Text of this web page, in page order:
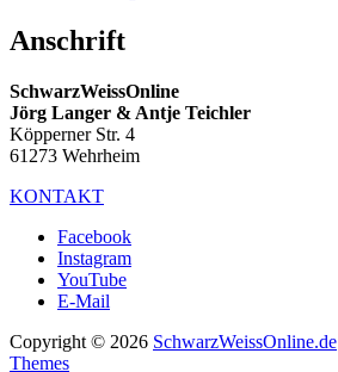
Anschrift
SchwarzWeissOnline
Jörg Langer & Antje Teichler
Köpperner Str. 4
61273 Wehrheim
KONTAKT
Facebook
Instagram
YouTube
E-Mail
Copyright © 2026 SchwarzWeissOnline.de
Themes